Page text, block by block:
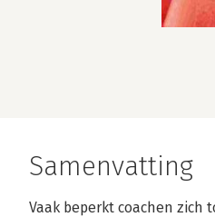
Samenvatting
Vaak beperkt coachen zich